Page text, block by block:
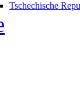
Tschechische